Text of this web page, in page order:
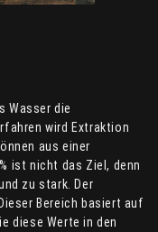
Wasser die
wird Extraktion
aus einer
ist nicht das Ziel, denn
zu stark. Der
Bereich basiert auf
diese Werte in den